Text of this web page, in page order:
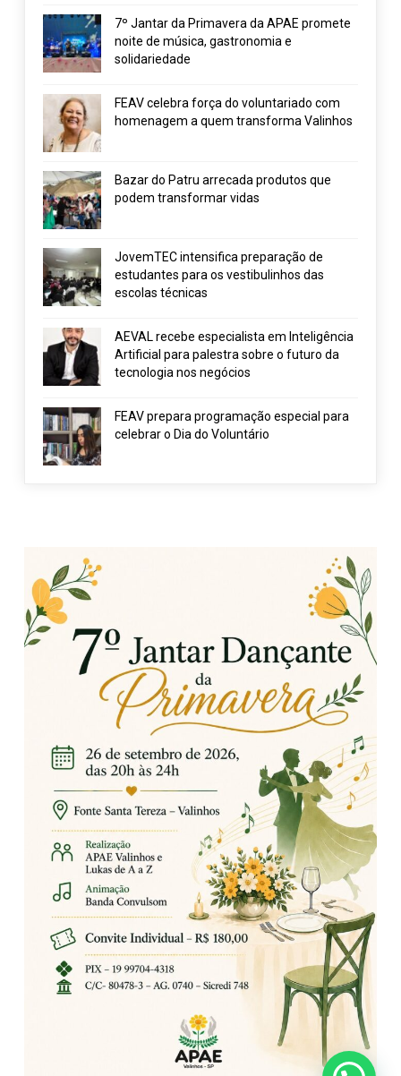
7º Jantar da Primavera da APAE promete
noite de música, gastronomia e
solidariedade
FEAV celebra força do voluntariado com
homenagem a quem transforma Valinhos
Bazar do Patru arrecada produtos que
podem transformar vidas
JovemTEC intensifica preparação de
estudantes para os vestibulinhos das
escolas técnicas
AEVAL recebe especialista em Inteligência
Artificial para palestra sobre o futuro da
tecnologia nos negócios
FEAV prepara programação especial para
celebrar o Dia do Voluntário